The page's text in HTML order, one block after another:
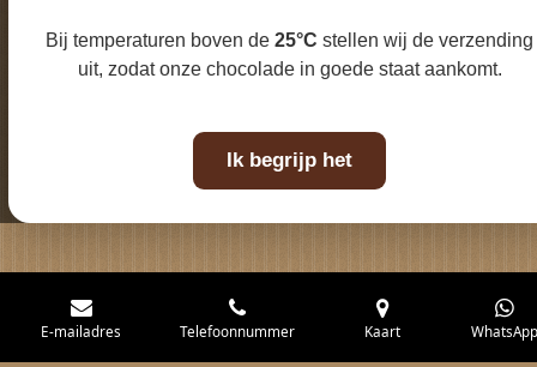
E-mailadres Telefoonnummer Kaart WhatsApp
Bij temperaturen boven de 25°C stellen wij de verzending
uit, zodat onze chocolade in goede staat aankomt.
Ik begrijp het